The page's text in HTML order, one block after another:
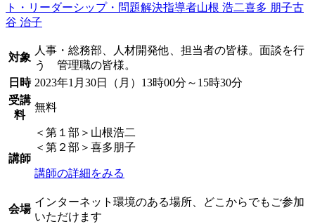
ト・リーダーシップ・問題解決指導者山根 浩二喜多 朋子古
谷 治子
対象
人事・総務部、人材開発他、担当者の皆様。面談を行
う 管理職の皆様。
日時 2023年1月30日（月）13時00分～15時30分
受講
料
無料
講師
＜第１部＞山根浩二
＜第２部＞喜多朋子
講師の詳細をみる
会場
インターネット環境のある場所、どこからでもご参加
いただけます